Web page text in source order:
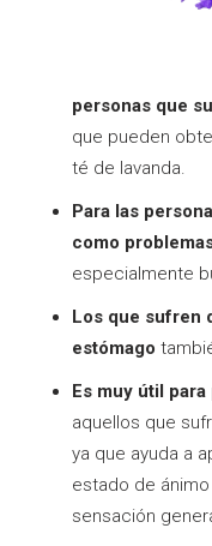
personas que
que pueden
té de lavanda.
Para las
como
especialmente
Los que sufren
estómago
Es muy útil
aquellos que
ya que ayuda a
estado de
sensación